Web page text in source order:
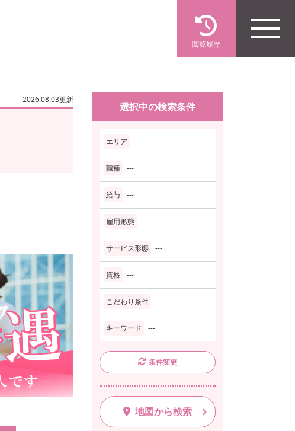
閲覧履歴
選択中の検索条件
エリア ---
職種 ---
給与 ---
雇用形態 ---
サービス形態 ---
資格 ---
こだわり条件 ---
キーワード ---
条件変更
地図から検索
2026.08.03更新